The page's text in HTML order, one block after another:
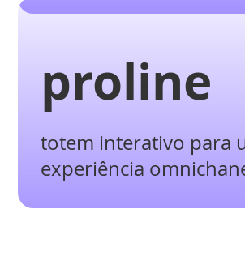
proline
totem interativo para
experiência